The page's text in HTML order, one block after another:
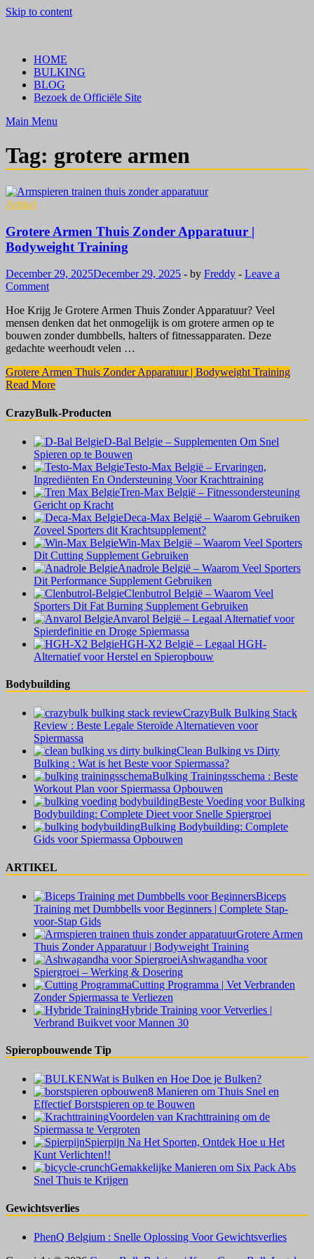
Skip to content
HOME
BULKING
BLOG
Bezoek de Officiële Site
Main Menu
Tag: grotere armen
Artikel
Grotere Armen Thuis Zonder Apparatuur |
Bodyweight Training
December 29, 2025December 29, 2025 - by Freddy - Leave a
Comment
Hoe Krijg Je Grotere Armen Thuis Zonder Apparatuur? Veel
mensen denken dat het onmogelijk is om grotere armen op te
bouwen zonder dumbbells, halters of fitnessapparaten. Deze
gedachte weerhoudt velen …
Grotere Armen Thuis Zonder Apparatuur | Bodyweight Training
Read More
CrazyBulk-Producten
D-Bal Belgie – Supplementen Om Snel
Spieren op te Bouwen
Testo-Max België – Ervaringen,
Ingrediënten En Ondersteuning Voor Krachttraining
Tren-Max België – Fitnessondersteuning
Gericht op Kracht
Deca-Max België – Waarom Gebruiken
Zoveel Sporters dit Krachtsupplement?
Win-Max België – Waarom Veel Sporters
Dit Cutting Supplement Gebruiken
Anadrole België – Waarom Veel Sporters
Dit Performance Supplement Gebruiken
Clenbutrol België – Waarom Veel
Sporters Dit Fat Burning Supplement Gebruiken
Anvarol België – Legaal Alternatief voor
Spierdefinitie en Droge Spiermassa
HGH-X2 België – Legaal HGH-
Alternatief voor Herstel en Spieropbouw
Bodybuilding
CrazyBulk Bulking Stack
Review : Beste Legale Steroïde Alternatieven voor
Spiermassa
Clean Bulking vs Dirty
Bulking : Wat is het Beste voor Spiermassa?
Bulking Trainingsschema : Beste
Workout Plan voor Spiermassa Opbouwen
Beste Voeding voor Bulking
Bodybuilding: Complete Dieet voor Snelle Spiergroei
Bulking Bodybuilding: Complete
Gids voor Spiermassa Opbouwen
ARTIKEL
Biceps
Training met Dumbbells voor Beginners | Complete Stap-
voor-Stap Gids
Grotere Armen
Thuis Zonder Apparatuur | Bodyweight Training
Ashwagandha voor
Spiergroei – Werking & Dosering
Cutting Programma | Vet Verbranden
Zonder Spiermassa te Verliezen
Hybride Training voor Vetverlies |
Verbrand Buikvet voor Mannen 30
Spieropbouwende Tip
Wat is Bulken en Hoe Doe je Bulken?
8 Manieren om Thuis Snel en
Effectief Borstspieren op te Bouwen
Voordelen van Krachttraining om de
Spiermassa te Vergroten
Spierpijn Na Het Sporten, Ontdek Hoe u Het
Kunt Verlichten!!
Gemakkelijke Manieren om Six Pack Abs
Snel Thuis te Krijgen
Gewichtsverlies
PhenQ Belgium : Snelle Oplossing Voor Gewichtsverlies